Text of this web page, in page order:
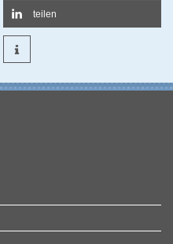
teilen